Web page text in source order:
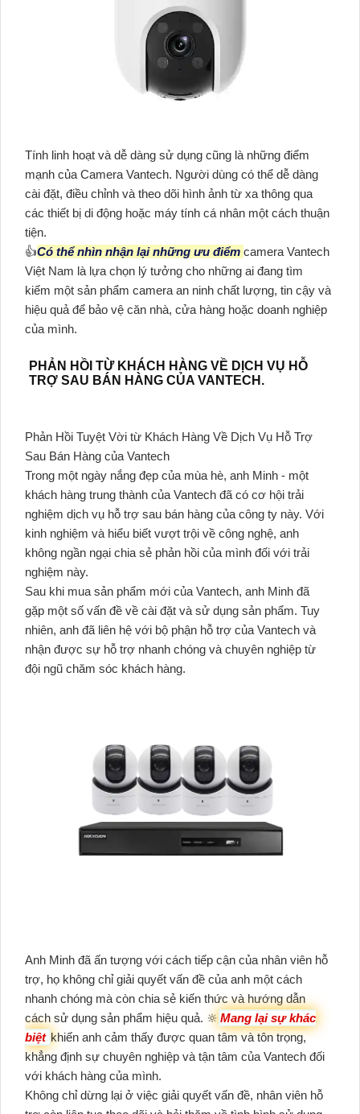
Tính linh hoạt và dễ dàng sử dụng cũng là những điểm
mạnh của Camera Vantech. Người dùng có thể dễ dàng
cài đặt, điều chỉnh và theo dõi hình ảnh từ xa thông qua
các thiết bị di động hoặc máy tính cá nhân một cách thuận
tiện.
👍Có thể nhìn nhận lại những ưu điểm camera Vantech
Việt Nam là lựa chọn lý tưởng cho những ai đang tìm
kiếm một sản phẩm camera an ninh chất lượng, tin cậy và
hiệu quả để bảo vệ căn nhà, cửa hàng hoặc doanh nghiệp
của mình.
PHẢN HỒI TỪ KHÁCH HÀNG VỀ DỊCH VỤ HỖ
TRỢ SAU BÁN HÀNG CỦA VANTECH.
Phản Hồi Tuyệt Vời từ Khách Hàng Về Dịch Vụ Hỗ Trợ
Sau Bán Hàng của Vantech
Trong một ngày nắng đẹp của mùa hè, anh Minh - một
khách hàng trung thành của Vantech đã có cơ hội trải
nghiệm dịch vụ hỗ trợ sau bán hàng của công ty này. Với
kinh nghiệm và hiểu biết vượt trội về công nghệ, anh
không ngần ngại chia sẻ phản hồi của mình đối với trải
nghiệm này.
Sau khi mua sản phẩm mới của Vantech, anh Minh đã
gặp một số vấn đề về cài đặt và sử dụng sản phẩm. Tuy
nhiên, anh đã liên hệ với bộ phận hỗ trợ của Vantech và
nhận được sự hỗ trợ nhanh chóng và chuyên nghiệp từ
đội ngũ chăm sóc khách hàng.
Anh Minh đã ấn tượng với cách tiếp cận của nhân viên hỗ
trợ, họ không chỉ giải quyết vấn đề của anh một cách
nhanh chóng mà còn chia sẻ kiến thức và hướng dẫn
cách sử dụng sản phẩm hiệu quả. 🔆 Mang lại sự khác
biệt khiến anh cảm thấy được quan tâm và tôn trọng,
khẳng định sự chuyên nghiệp và tận tâm của Vantech đối
với khách hàng của mình.
Không chỉ dừng lại ở việc giải quyết vấn đề, nhân viên hỗ